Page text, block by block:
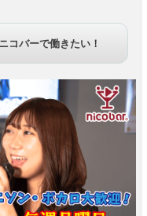
ニコバーで働きたい！